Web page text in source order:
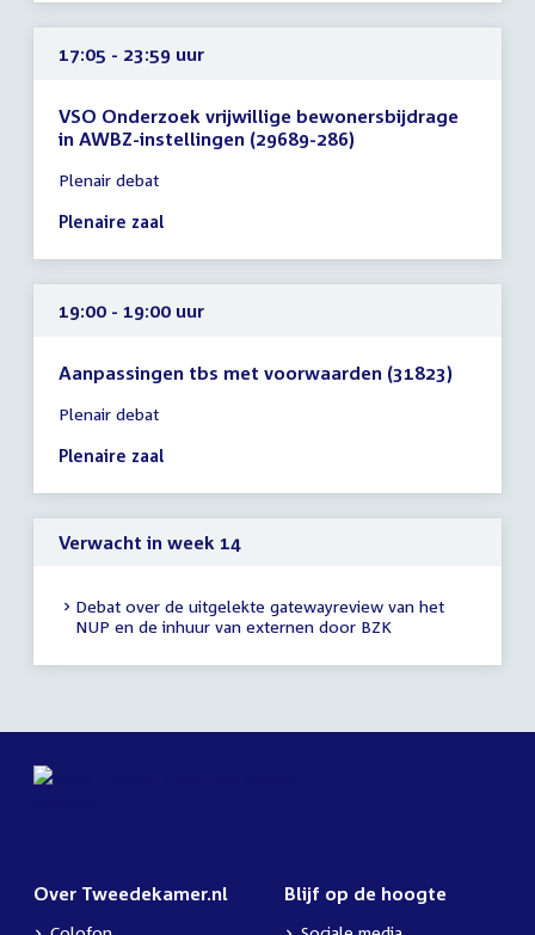
16:30
uur
17:05 - 23:59 uur
VSO Onderzoek vrijwillige bewonersbijdrage
in AWBZ-instellingen (29689-286)
vergadering
17:05
23:59
uur
Plenair debat
Plenaire zaal
19:00 - 19:00 uur
Aanpassingen tbs met voorwaarden (31823)
vergadering
19:00
19:00
uur
Plenair debat
Plenaire zaal
Verwacht in week 14
Debat over de uitgelekte gatewayreview van het
NUP en de inhuur van externen door BZK
Over Tweedekamer.nl Blijf op de hoogte